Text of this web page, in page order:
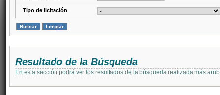
Tipo de licitación
Resultado de la Búsqueda
En esta sección podrá ver los resultados de la búsqueda realizada más